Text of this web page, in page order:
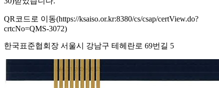
QR코드로 이동(https://ksaiso.or.kr:8380/cs/csap/certView.do?
crtcNo=QMS-3072)
한국표준협회장 서울시 강남구 테헤란로 69번길 5